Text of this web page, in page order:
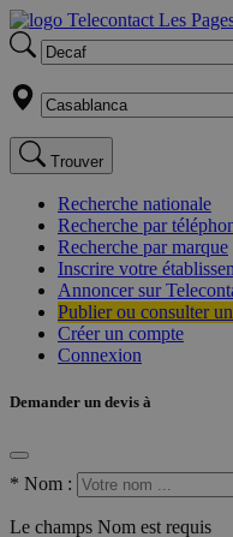
Trouver
Recherche nationale
Recherche par
Recherche par marque
Inscrire votre
Annoncer sur
Publier ou consulter
Créer un compte
Connexion
Demander un devis à
* Nom :
Le champs Nom est requis